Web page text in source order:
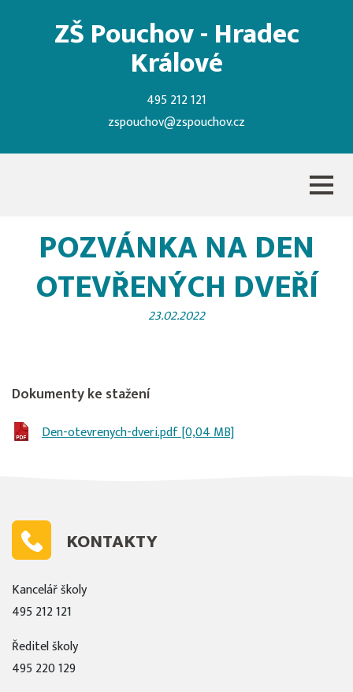
ZŠ Pouchov - Hradec
Králové
495 212 121
zspouchov@zspouchov.cz
POZVÁNKA NA DEN
OTEVŘENÝCH DVEŘÍ
23.02.2022
Dokumenty ke stažení
Den-otevrenych-dveri.pdf [0,04 MB]
KONTAKTY
Kancelář školy
495 212 121
Ředitel školy
495 220 129